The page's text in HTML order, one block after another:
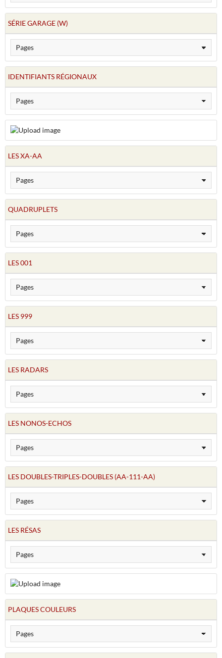
SÉRIE GARAGE (W)
IDENTIFIANTS RÉGIONAUX
LES XA-AA
QUADRUPLETS
LES 001
LES 999
LES RADARS
LES NONOS-ECHOS
LES DOUBLES-TRIPLES-DOUBLES (AA-111-AA)
LES RÉSAS
PLAQUES COULEURS